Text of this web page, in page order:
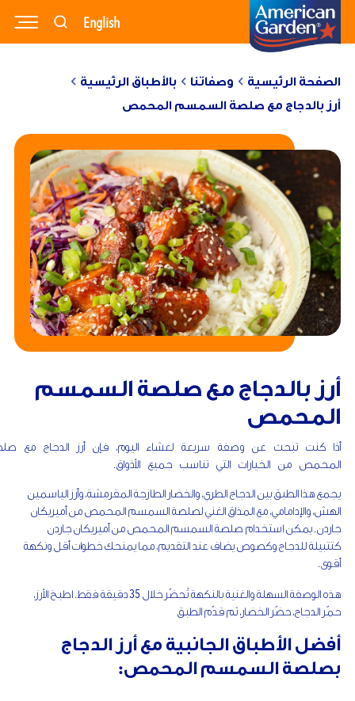
وصفاتنا
منتجاتنا
مدونتنا
تواصل معنا
English
الصفحة الرئيسية وصفاتنا
بالأطباق الرئيسية
أرز بالدجاج مع صلصة السمسم المحمص
أرز بالدجاج مع صلصة السمسم
المحمص
أذا كنت تبحث عن وصفة سريعة لعشاء اليوم، فإن أرز الدجاج مع
المحمص من الخيارات التي تناسب جميع الأذواق.
يجمع هذا الطبق بين الدجاج الطري، والخضار الطازجة المقرمشة، وأرز الياسمين
الهش، والإدامامي، مع المذاق الغني لصلصة السمسم المحمص من أميريكان
جاردن. يمكن استخدام صلصة السمسم المحمص من أميريكان جاردن
كتتبيلة للدجاج وكصوص يضاف عند التقديم، مما يمنحك خطوات أقل ونكهة
أقوى.
هذه الوصفة السهلة والغنية بالنكهة تُحضّر خلال 35دقيقة فقط. اطبخ الأرز،
حمّر الدجاج، حضّر الخضار، ثم قدّم الطبق
أفضل الأطباق الجانبية مع أرز الدجاج
بصلصة السمسم المحمص: